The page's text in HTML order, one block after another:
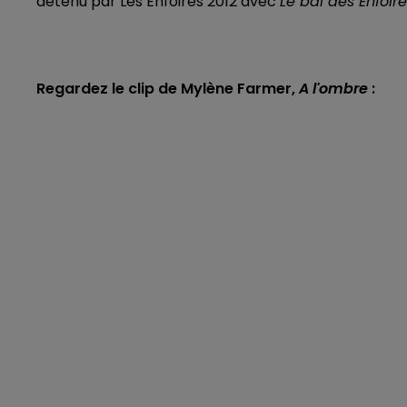
Regardez le clip de Mylène Farmer,A l'ombre :